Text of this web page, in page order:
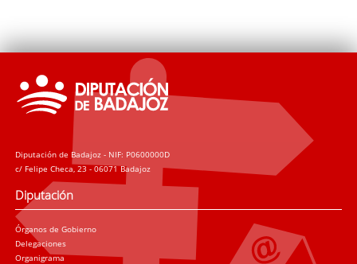
Diputación de Badajoz - NIF: P0600000D
c/ Felipe Checa, 23 - 06071 Badajoz
Diputación
Órganos de Gobierno
Delegaciones
Organigrama